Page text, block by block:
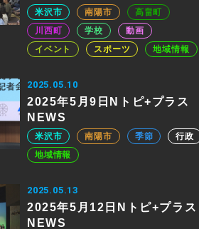
米沢市 南陽市
高畠町
川西町
学校
動画
イベント
スポーツ 地域情報
2025.05.10
2025年5月9日Nトピ+プラス
NEWS
米沢市 南陽市 季節
行政
地域情報
2025.05.13
2025年5月12日Nトピ+プラス
NEWS